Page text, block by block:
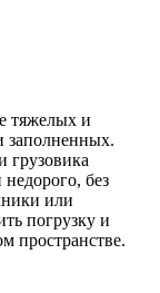
тяжелых и
заполненных.
грузовика
без
или
погрузку и
пространстве.